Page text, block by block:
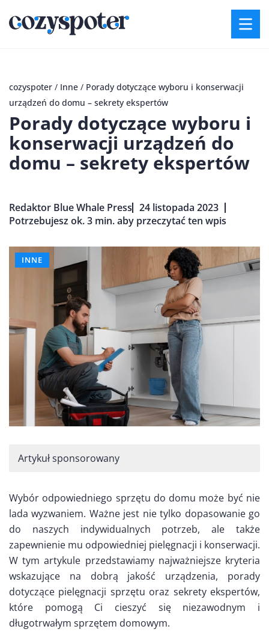
cozyspoter / Inne / Porady dotyczące wyboru i konserwacji
urządzeń do domu – sekrety ekspertów
Porady dotyczące wyboru i
konserwacji urządzeń do
domu – sekrety ekspertów
Redaktor Blue Whale Press 24 listopada 2023
Potrzebujesz ok. 3 min. aby przeczytać ten wpis
INNE
Artykuł sponsorowany
Wybór odpowiedniego sprzętu do domu może być nie
lada wyzwaniem. Ważne jest nie tylko dopasowanie go
do naszych indywidualnych potrzeb, ale także
zapewnienie mu odpowiedniej pielęgnacji i konserwacji.
W tym artykule przedstawiamy najważniejsze kryteria
wskazujące na dobrą jakość urządzenia, porady
dotyczące pielęgnacji sprzętu oraz sekrety ekspertów,
które pomogą Ci cieszyć się niezawodnym i
długotrwałym sprzętem domowym.